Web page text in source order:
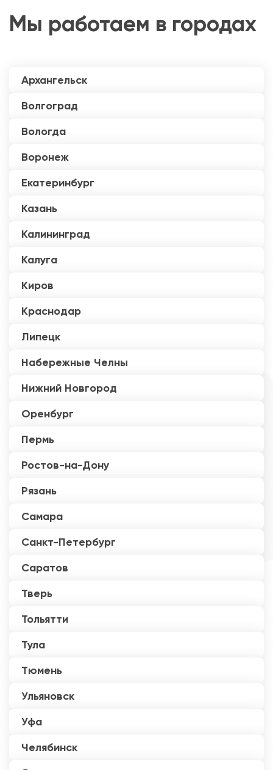
Мы работаем в городах
Архангельск
Волгоград
Вологда
Воронеж
Екатеринбург
Казань
Калининград
Калуга
Киров
Краснодар
Липецк
Набережные Челны
Нижний Новгород
Оренбург
Пермь
Ростов-на-Дону
Рязань
Самара
Санкт-Петербург
Саратов
Тверь
Тольятти
Тула
Тюмень
Ульяновск
Уфа
Челябинск